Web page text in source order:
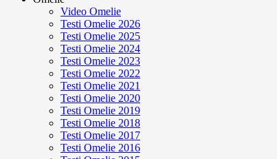
Video Omelie
Testi Omelie 2026
Testi Omelie 2025
Testi Omelie 2024
Testi Omelie 2023
Testi Omelie 2022
Testi Omelie 2021
Testi Omelie 2020
Testi Omelie 2019
Testi Omelie 2018
Testi Omelie 2017
Testi Omelie 2016